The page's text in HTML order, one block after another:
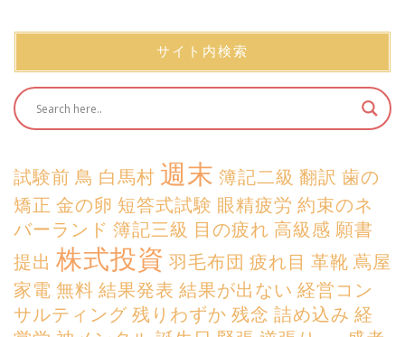
サイト内検索
試験前 鳥 白馬村 週末 簿記二級 翻訳 歯の
矯正 金の卵 短答式試験 眼精疲労 約束のネ
バーランド 簿記三級 目の疲れ 高級感 願書
提出 株式投資 羽毛布団 疲れ目 革靴 蔦屋
家電 無料 結果発表 結果が出ない 経営コン
サルティング 残りわずか 残念 詰め込み 経